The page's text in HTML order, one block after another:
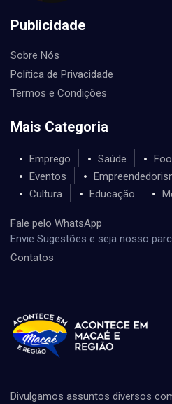
Publicidade
Sobre Nós
Política de Privacidade
Termos e Condições
Mais Categoria
Emprego Saúde
Eventos
Cultura
Educação
Fale pelo WhatsApp
Envie Sugestões e seja nosso
Contatos
Divulgamos assuntos diversos